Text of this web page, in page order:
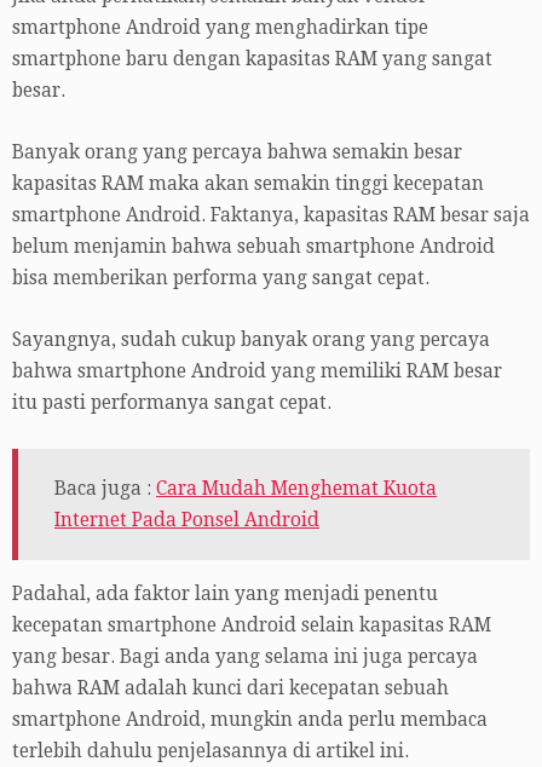
smartphone Android yang menghadirkan tipe
smartphone baru dengan kapasitas RAM yang sangat
besar.
Banyak orang yang percaya bahwa semakin besar
kapasitas RAM maka akan semakin tinggi kecepatan
smartphone Android. Faktanya, kapasitas RAM besar saja
belum menjamin bahwa sebuah smartphone Android
bisa memberikan performa yang sangat cepat.
Sayangnya, sudah cukup banyak orang yang percaya
bahwa smartphone Android yang memiliki RAM besar
itu pasti performanya sangat cepat.
Baca juga : Cara Mudah Menghemat Kuota
Internet Pada Ponsel Android
Padahal, ada faktor lain yang menjadi penentu
kecepatan smartphone Android selain kapasitas RAM
yang besar. Bagi anda yang selama ini juga percaya
bahwa RAM adalah kunci dari kecepatan sebuah
smartphone Android, mungkin anda perlu membaca
terlebih dahulu penjelasannya di artikel ini.